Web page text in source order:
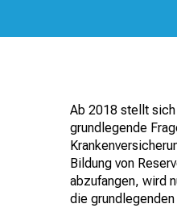
Ab 2018 stellt
grundlegende
Bildung von
abzufangen, wird
die